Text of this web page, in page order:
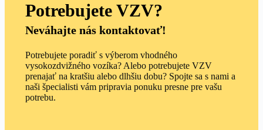
Potrebujete VZV?
Neváhajte nás kontaktovať!
Potrebujete poradiť s výberom vhodného
vysokozdvižného vozíka? Alebo potrebujete VZV
prenajať na kratšiu alebo dlhšiu dobu? Spojte sa s nami a
naši špecialisti vám pripravia ponuku presne pre vašu
potrebu.